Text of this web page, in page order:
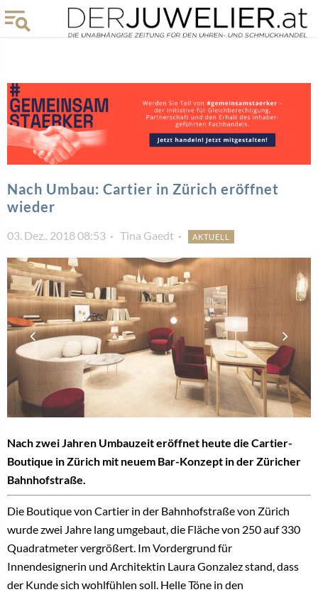
Nach Umbau: Cartier in Zürich eröffnet
wieder
03. Dez.. 2018 08:53 Tina Gaedt AKTUELL
Nach zwei Jahren Umbauzeit eröffnet heute die Cartier-
Boutique in Zürich mit neuem Bar-Konzept in der Züricher
Bahnhofstraße.
Die Boutique von Cartier in der Bahnhofstraße von Zürich
wurde zwei Jahre lang umgebaut, die Fläche von 250 auf 330
Quadratmeter vergrößert. Im Vordergrund für
Innendesignerin und Architektin Laura Gonzalez stand, dass
der Kunde sich wohlfühlen soll. Helle Töne in den